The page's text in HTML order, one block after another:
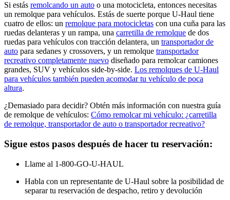
Si estás remolcando un auto o una motocicleta, entonces necesitas
un remolque para vehículos. Estás de suerte porque U-Haul tiene
cuatro de ellos: un remolque para motocicletas con una cuña para las
ruedas delanteras y un rampa, una carretilla de remolque de dos
ruedas para vehículos con tracción delantera, un transportador de
auto para sedanes y crossovers, y un remolque transportador
recreativo completamente nuevo diseñado para remolcar camiones
grandes, SUV y vehículos side-by-side. Los remolques de U-Haul
para vehículos también pueden acomodar tu vehículo de poca
altura.
¿Demasiado para decidir? Obtén más información con nuestra guía
de remolque de vehículos: Cómo remolcar mi vehículo: ¿carretilla
de remolque, transportador de auto o transportador recreativo?
Sigue estos pasos después de hacer tu reservación:
Llame al 1-800-GO-U-HAUL
Habla con un representante de U-Haul sobre la posibilidad de
separar tu reservación de despacho, retiro y devolución